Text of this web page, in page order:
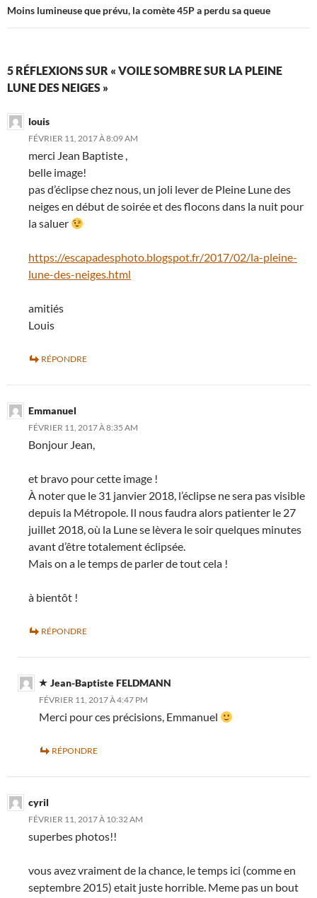
Moins lumineuse que prévu, la comète 45P a perdu sa queue
5 RÉFLEXIONS SUR « VOILE SOMBRE SUR LA PLEINE
LUNE DES NEIGES »
louis
FÉVRIER 11, 2017 À 8:09 AM
merci Jean Baptiste ,
belle image!
pas d’éclipse chez nous, un joli lever de Pleine Lune des
neiges en début de soirée et des flocons dans la nuit pour
la saluer
https://escapadesphoto.blogspot.fr/2017/02/la-pleine-
lune-des-neiges.html
amitiés
Louis
RÉPONDRE
Emmanuel
FÉVRIER 11, 2017 À 8:35 AM
Bonjour Jean,
et bravo pour cette image !
À noter que le 31 janvier 2018, l’éclipse ne sera pas visible
depuis la Métropole. Il nous faudra alors patienter le 27
juillet 2018, où la Lune se lèvera le soir quelques minutes
avant d’être totalement éclipsée.
Mais on a le temps de parler de tout cela !
à bientôt !
RÉPONDRE
Jean-Baptiste FELDMANN
FÉVRIER 11, 2017 À 4:47 PM
Merci pour ces précisions, Emmanuel
RÉPONDRE
cyril
FÉVRIER 11, 2017 À 10:32 AM
superbes photos!!
vous avez vraiment de la chance, le temps ici (comme en
septembre 2015) etait juste horrible. Meme pas un bout